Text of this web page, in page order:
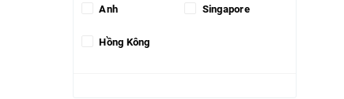
Anh Singapore
Hồng Kông